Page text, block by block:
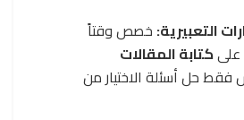
التعبيرية: خصص وقتاً
علىكتابة المقالات
فقط حل أسئلة الاختيار من